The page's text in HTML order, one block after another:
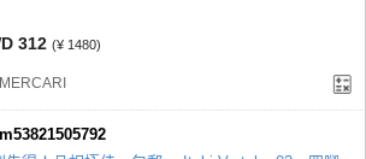
312 (¥ 1480)
MERCARI
m53821505792